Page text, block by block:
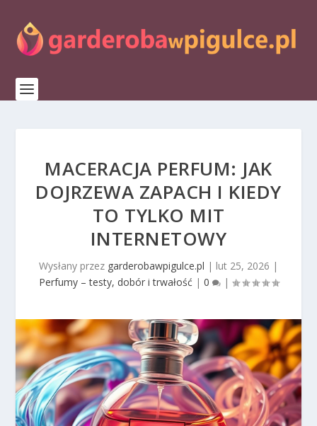
MACERACJA PERFUM: JAK
DOJRZEWA ZAPACH I KIEDY
TO TYLKO MIT
INTERNETOWY
Wysłany przez garderobawpigulce.pl | lut 25, 2026 |
Perfumy – testy, dobór i trwałość | 0 |